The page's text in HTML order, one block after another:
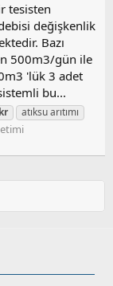
tesisten
değişkenlik
Bazı
500m3/gün ile
'lük 3 adet
bu...
atıksu arıtımı